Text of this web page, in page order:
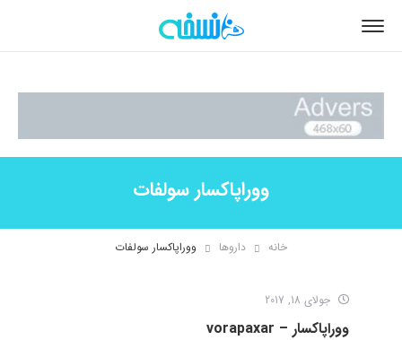
ووراپاکسار سولفات
خانه داروها ووراپاکسار سولفات
جولای 18, 2017
ووراپاکسار – vorapaxar